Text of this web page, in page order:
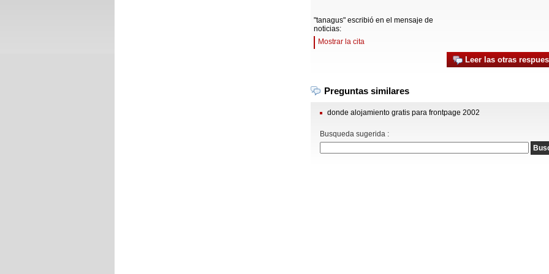
"tanagus" escribió en el mensaje de
noticias:
Mostrar la cita
Leer las otras
Preguntas similares
donde alojamiento gratis para frontpage 2002
Busqueda sugerida :